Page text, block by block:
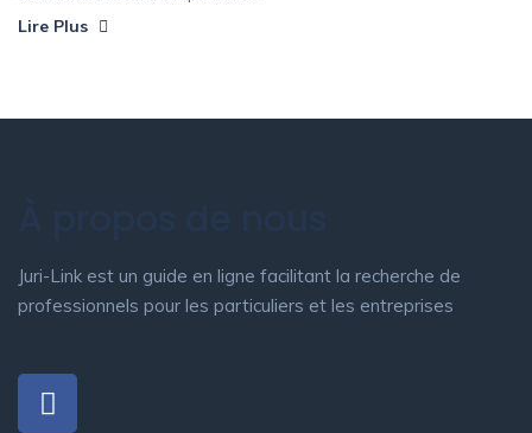
Lire Plus
Juri-Link est un guide en ligne facilitant la recherche de
professionnels pour les particuliers et les entreprises